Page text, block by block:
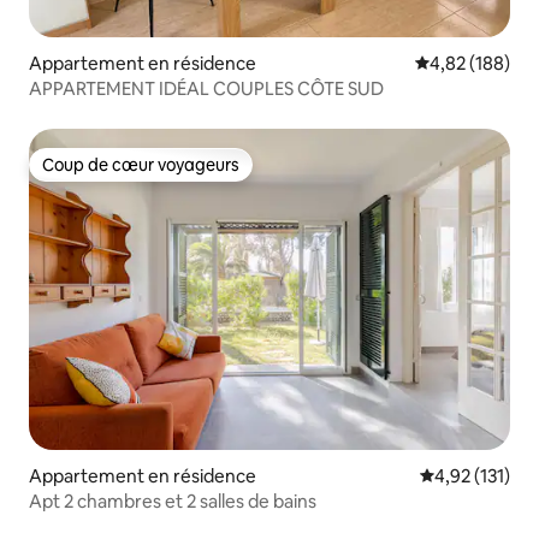
Appartement en résidence Évaluation
4,82 (188)
APPARTEMENT IDÉAL COUPLES CÔTE SUD
Coup de cœur voyageurs
Coup de cœur voyageurs
Appartement en résidence Évaluation
4,92 (131)
Apt 2 chambres et 2 salles de bains